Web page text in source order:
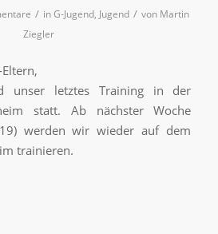
/ inG-Jugend, Jugend / von Martin
Ziegler
unser letztes Training in der
statt. Ab nächster Woche
werden wir wieder auf dem
trainieren.